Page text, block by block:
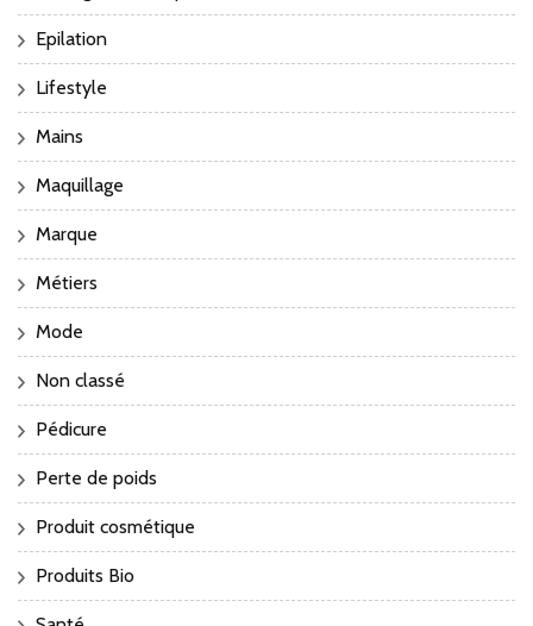
Epilation
Lifestyle
Mains
Maquillage
Marque
Métiers
Mode
Non classé
Pédicure
Perte de poids
Produit cosmétique
Produits Bio